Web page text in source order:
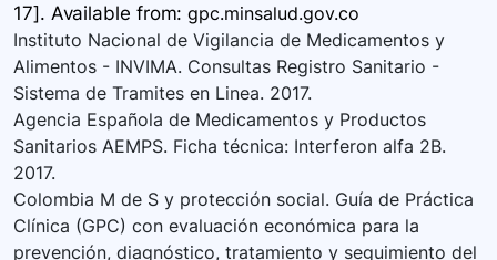
17]. Available from:gpc.minsalud.gov.co
Instituto Nacional de Vigilancia de Medicamentos y
Alimentos - INVIMA. Consultas Registro Sanitario -
Sistema de Tramites en Linea. 2017.
Agencia Española de Medicamentos y Productos
Sanitarios AEMPS. Ficha técnica: Interferon alfa 2B.
2017.
Colombia M de S y protección social. Guía de Práctica
Clínica (GPC) con evaluación económica para la
prevención, diagnóstico, tratamiento y seguimiento del